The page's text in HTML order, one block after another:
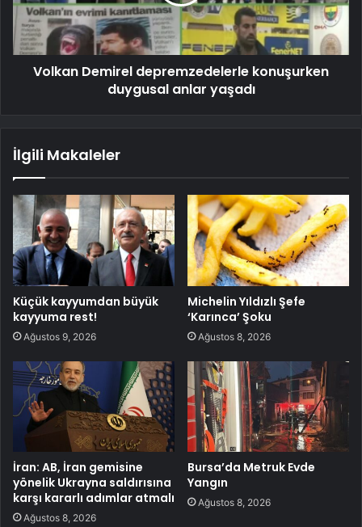
Volkan Demirel depremzedelerle konuşurken
duygusal anlar yaşadı
İlgili Makaleler
Küçük kayyumdan büyük
kayyuma rest!
Ağustos 9, 2026
Michelin Yıldızlı Şefe
‘Karınca’ Şoku
Ağustos 8, 2026
İran: AB, İran gemisine
yönelik Ukrayna saldırısına
karşı kararlı adımlar atmalı
Ağustos 8, 2026
Bursa’da Metruk Evde
Yangın
Ağustos 8, 2026